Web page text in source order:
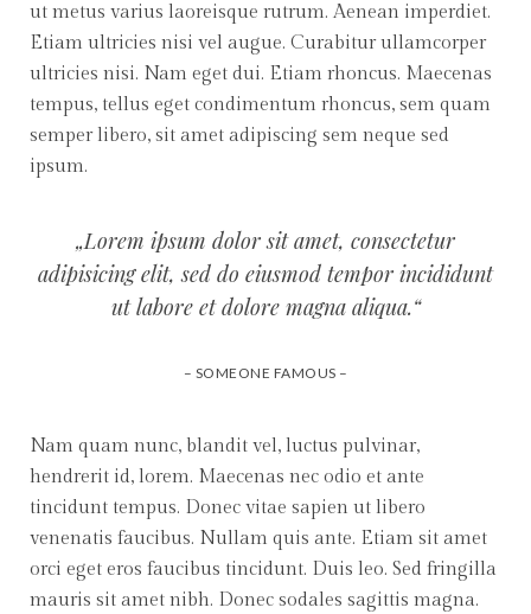
ut metus varius laoreisque rutrum. Aenean imperdiet.
Etiam ultricies nisi vel augue. Curabitur ullamcorper
ultricies nisi. Nam eget dui. Etiam rhoncus. Maecenas
tempus, tellus eget condimentum rhoncus, sem quam
semper libero, sit amet adipiscing sem neque sed
ipsum.
„Lorem ipsum dolor sit amet, consectetur
adipisicing elit, sed do eiusmod tempor incididunt
ut labore et dolore magna aliqua.“
– SOMEONE FAMOUS –
Nam quam nunc, blandit vel, luctus pulvinar,
hendrerit id, lorem. Maecenas nec odio et ante
tincidunt tempus. Donec vitae sapien ut libero
venenatis faucibus. Nullam quis ante. Etiam sit amet
orci eget eros faucibus tincidunt. Duis leo. Sed fringilla
mauris sit amet nibh. Donec sodales sagittis magna.